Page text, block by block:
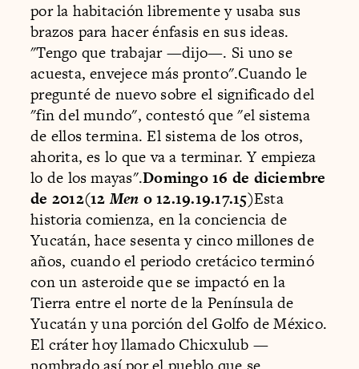
por la habitación libremente y usaba sus
brazos para hacer énfasis en sus ideas.
"Tengo que trabajar —dijo—. Si uno se
acuesta, envejece más pronto".Cuando le
pregunté de nuevo sobre el significado del
"fin del mundo", contestó que "el sistema
de ellos termina. El sistema de los otros,
ahorita, es lo que va a terminar. Y empieza
lo de los mayas".Domingo 16 de diciembre
de 2012(12Men o 12.19.19.17.15)Esta
historia comienza, en la conciencia de
Yucatán, hace sesenta y cinco millones de
años, cuando el periodo cretácico terminó
con un asteroide que se impactó en la
Tierra entre el norte de la Península de
Yucatán y una porción del Golfo de México.
El cráter hoy llamado Chicxulub —